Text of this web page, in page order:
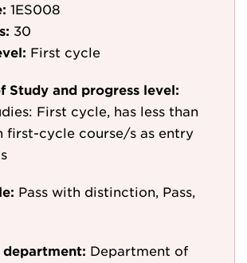
1ES008
30
First cycle
Study and progress level:
First cycle, has less than
first-cycle course/s as entry
Pass with distinction, Pass,
department: Department of